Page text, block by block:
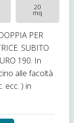
20
mq
PER
SUBITO
190. In
alle facoltà
ecc. ) in